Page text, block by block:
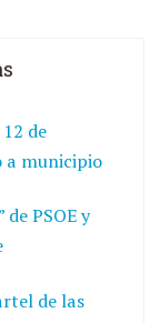
de
a municipio
PSOE y
de las